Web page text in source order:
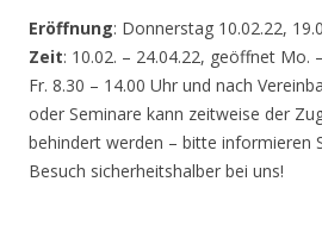
Eröffnung: Donnerstag 10.02.22,
Zeit: 10.02. – 24.04.22, geöffnet Mo.
Fr. 8.30 – 14.00 Uhr und nach
oder Seminare kann zeitweise der
behindert werden – bitte informieren
Besuch sicherheitshalber bei uns!